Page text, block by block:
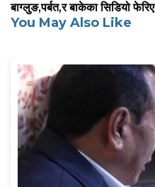
बाग्लुङ,पर्बत,र बाकेका सिडियो फेरिए
You May Also Like